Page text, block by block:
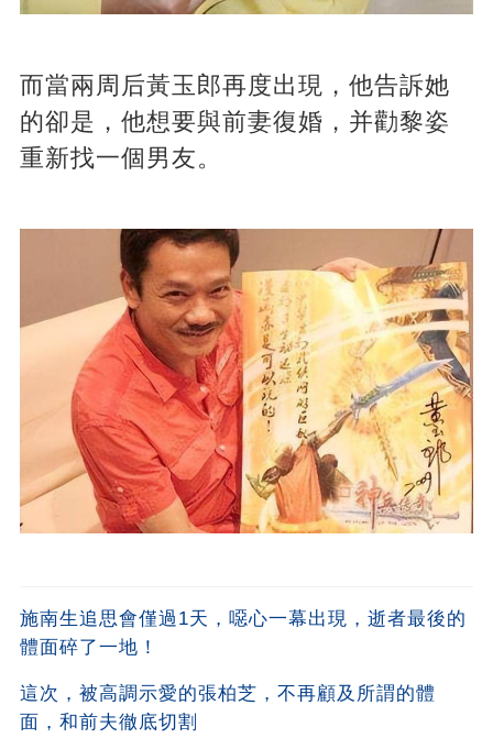
而當兩周后黃玉郎再度出現，他告訴她
的卻是，他想要與前妻復婚，并勸黎姿
重新找一個男友。
施南生追思會僅過1天，噁心一幕出現，逝者最後的
體面碎了一地！
這次，被高調示愛的張柏芝，不再顧及所謂的體
面，和前夫徹底切割